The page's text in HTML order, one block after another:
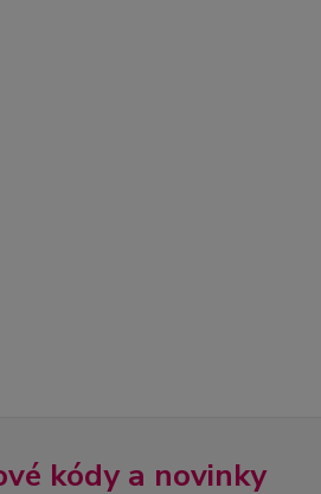
kódy a novinky